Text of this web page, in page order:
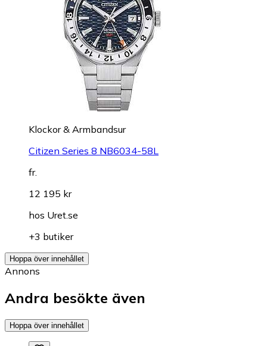
Klockor & Armbandsur
Citizen Series 8 NB6034-58L
fr.
12 195 kr
hos Uret.se
+3 butiker
Hoppa över innehållet
Annons
Andra besökte även
Hoppa över innehållet